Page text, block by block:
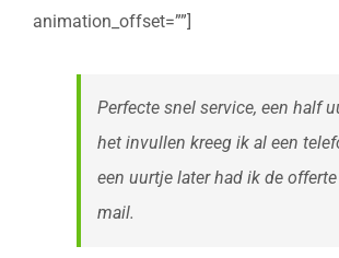
animation_offset=””]
Perfecte snel service, een half
het invullen kreeg ik al een
een uurtje later had ik de
mail.